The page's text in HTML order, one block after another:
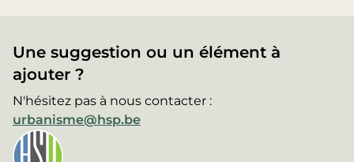
Une suggestion ou un élément à
ajouter ?
N'hésitez pas à nous contacter :
urbanisme@hsp.be